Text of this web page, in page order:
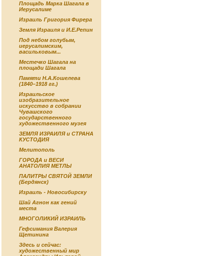
Площадь Марка Шагала в
Иерусалиме
Израиль Григория Фирера
Земля Израиля и И.Е.Репин
Под небом голубым,
иерусалимским,
васильковым...
Местечко Шагала на
площади Шагала
Памяти Н.А.Кошелева
(1840–1918 гг.)
Израильское
изобразительное
искусство в собрании
Чувашского
государственного
художественного музея
ЗЕМЛЯ ИЗРАИЛЯ и СТРАНА
КУСТОДИЯ
Мелитополь
ГОРОДА и ВЕСИ
АНАТОЛИЯ МЕТЛЫ
ПАЛИТРЫ СВЯТОЙ ЗЕМЛИ
(Бердянск)
Израиль - Новосибирску
Шай Агнон как гений
места
МНОГОЛИКИЙ ИЗРАИЛЬ
Гефсимания Валерия
Щетинина
Здесь и сейчас:
художественный мир